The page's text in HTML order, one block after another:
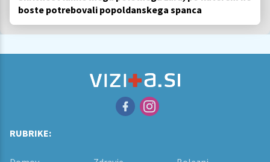
boste potrebovali popoldanskega spanca
RUBRIKE: